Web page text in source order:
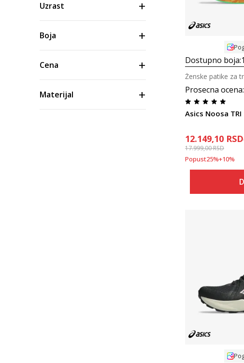
Uzrast
Boja
Cena
Materijal
Dostupno boja:1
Prosecna ocena:
Asics Noosa TRI
Ženske patike za
12.149,10 RSD
17.999,00RSD
Popust25%+10%